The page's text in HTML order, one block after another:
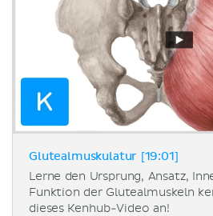
Glutealmuskulatur [19:01]
Lerne den Ursprung, Ansatz,
Funktion der Glutealmuskeln
dieses Kenhub-Video an!